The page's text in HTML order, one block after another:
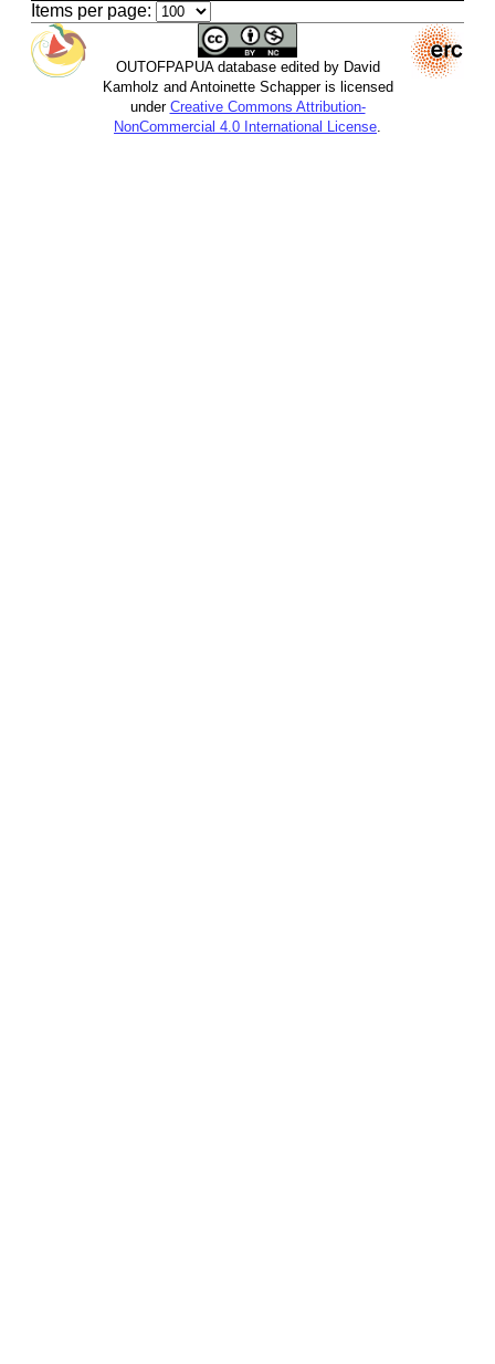
Items per page:
OUTOFPAPUA database edited by David
Kamholz and Antoinette Schapper is licensed
under Creative Commons Attribution-
NonCommercial 4.0 International License.